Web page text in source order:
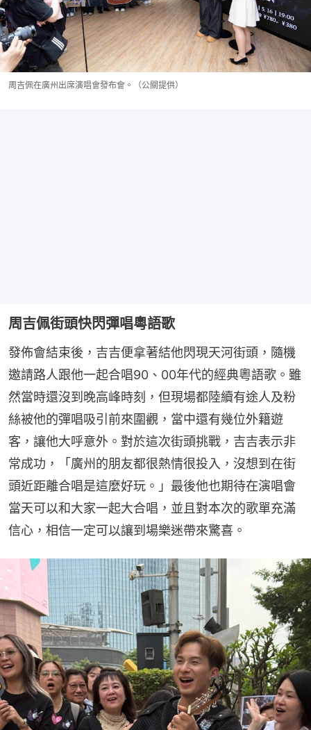
周吉佩在廣州出席演唱會發布會。（公關提供）
周吉佩街頭快閃彈唱粵語歌
發佈會結束後，吉吉便拿著結他閃現天河街頭，隨機
邀請路人跟他一起合唱90、00年代的經典粵語歌。雖
然當時還沒到晚高峰時刻，但現場都陸續有途人及粉
絲被他的彈唱吸引前來圍觀，當中還有幾位外籍遊
客，讓他大呼意外。對於這次街頭挑戰，吉吉表示非
常成功，「廣州的朋友都很熱情很投入，沒想到在街
頭近距離合唱是這麼好玩。」最後他也期待在演唱會
當天可以和大家一起大合唱，並且對本次的歌單充滿
信心，相信一定可以讓到場樂迷帶來驚喜。